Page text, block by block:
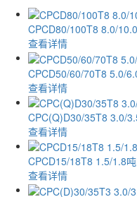
CPCD80/100T8 8.0/
查看详情
CPCD50/60/70T8 5.0/
查看详情
CPC(Q)D30/35T8 3.0/
查看详情
CPCD15/18T8 1.5/1.8
查看详情